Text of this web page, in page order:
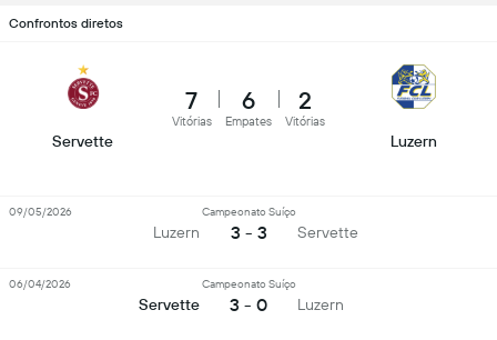
Confrontos diretos
Servette
7
Vitórias
6
Empates
2
Vitórias
Luzern
Luzern
Campeonato Suíço
3 - 3 Servette
09/05/2026
Servette
Campeonato Suíço
3 - 0 Luzern
06/04/2026